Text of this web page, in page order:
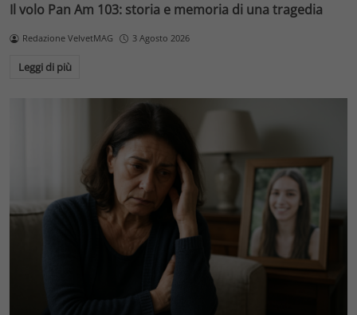
Il volo Pan Am 103: storia e memoria di una tragedia
Redazione VelvetMAG 3 Agosto 2026
Leggi di più